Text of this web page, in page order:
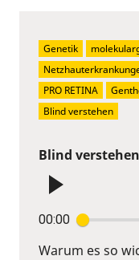
Blind
00:00
Warum es so
Genetik
PRO RETINA
Blind verstehen